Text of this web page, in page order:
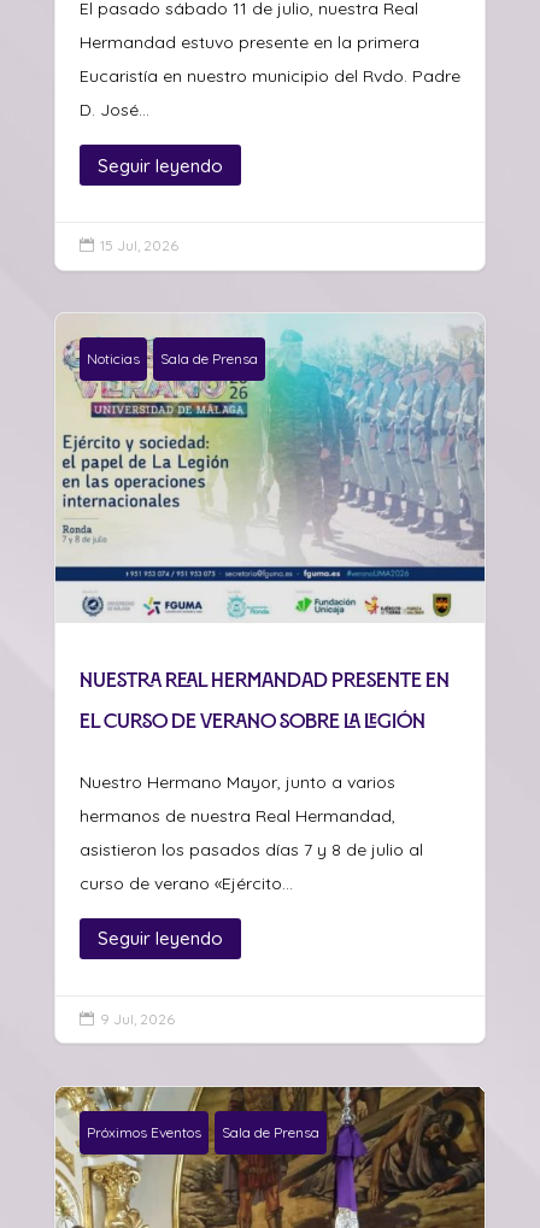
El pasado sábado 11 de julio, nuestra Real
Hermandad estuvo presente en la primera
Eucaristía en nuestro municipio del Rvdo. Padre
D. José...
Seguir leyendo
 15 Jul, 2026
Noticias Sala de Prensa
Nuestra Real Hermandad presente en
el curso de verano sobre La Legión
Nuestro Hermano Mayor, junto a varios
hermanos de nuestra Real Hermandad,
asistieron los pasados días 7 y 8 de julio al
curso de verano «Ejército...
Seguir leyendo
 9 Jul, 2026
Próximos Eventos Sala de Prensa